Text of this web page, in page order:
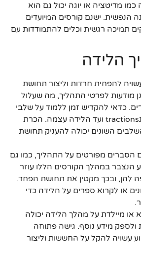
מדיטציה או יוגה יכול גם הוא
הנפשית. ישנם קורסים המיועדים
תמיכה רגשית וכלים להתמודדות עם
הלידה
להפחית חרדות וליצור תחושת
מודעות לפרטי התהליך, מה שעלול
כדאי להקדיש זמן ללמוד על שלבי
הלידה השונים, מהקונtractions ועד הלידה עצמה. הכרת
השונים יכולה להעניק תחושת
הסברים מפורטים על התהליך, כמו גם
הנצבר במהלך הקורסים הללו עוזר
להן, ובכך מקטין את תחושת הפחד.
או לקרוא ספרים על הלידה כדי
או מיילדת על מהלך הלידה יכולה
ולספק מידע נוסף. גישה פתוחה
עשויה להקל על החששות וליצור